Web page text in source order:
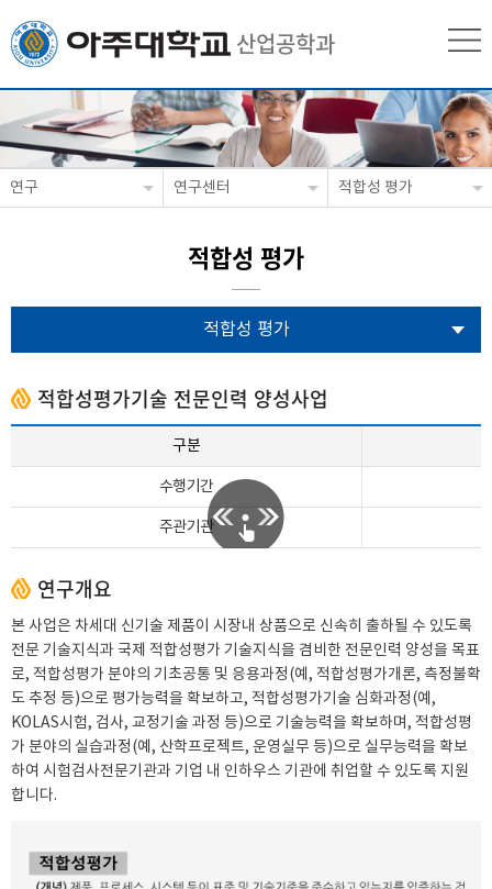
산업공학과
연구 연구센터 적합성 평가
적합성 평가
적합성 평가
적합성평가기술 전문인력 양성사업
구분
수행기간
주관기관
연구개요
본 사업은 차세대 신기술 제품이 시장내 상품으로 신속히 출하될 수 있도록
전문 기술지식과 국제 적합성평가 기술지식을 겸비한 전문인력 양성을 목표
로, 적합성평가 분야의 기초공통 및 응용과정(예, 적합성평가개론, 측정불확
도 추정 등)으로 평가능력을 확보하고, 적합성평가기술 심화과정(예,
KOLAS시험, 검사, 교정기술 과정 등)으로 기술능력을 확보하며, 적합성평
가 분야의 실습과정(예, 산학프로젝트, 운영실무 등)으로 실무능력을 확보
하여 시험검사전문기관과 기업 내 인하우스 기관에 취업할 수 있도록 지원
합니다.